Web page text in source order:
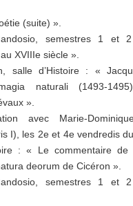
(suite) ».
semestres 1 et
XVIIIe siècle ».
salle d’Histoire : «
naturali (1493-
».
avec Marie-
I), les 2e et 4e vendredis
: « Le commentaire de
deorum de Cicéron ».
semestres 1 et